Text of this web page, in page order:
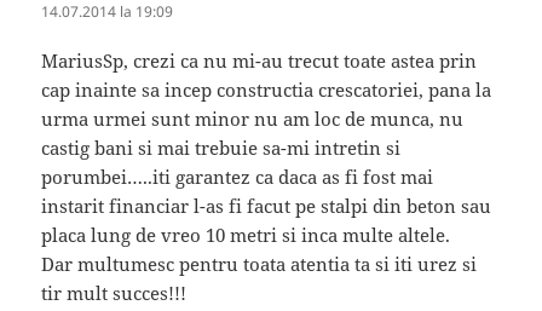
14.07.2014 la 19:09
MariusSp, crezi ca nu mi-au trecut toate astea prin
cap inainte sa incep constructia crescatoriei, pana la
urma urmei sunt minor nu am loc de munca, nu
castig bani si mai trebuie sa-mi intretin si
porumbei…..iti garantez ca daca as fi fost mai
instarit financiar l-as fi facut pe stalpi din beton sau
placa lung de vreo 10 metri si inca multe altele.
Dar multumesc pentru toata atentia ta si iti urez si
tir mult succes!!!